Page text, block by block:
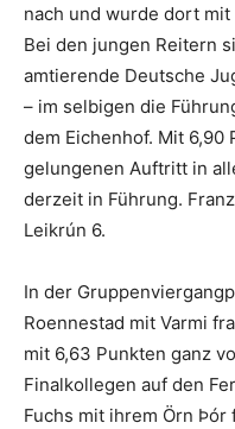
nach und wurde dort mit
Bei den jungen Reitern
amtierende Deutsche
– im selbigen die
dem Eichenhof. Mit 6,90
gelungenen Auftritt in
derzeit in Führung.
Leikrún 6.
In der
Roennestad mit Varmi
mit 6,63 Punkten ganz
Finalkollegen auf den
Fuchs mit ihrem Örn Þór